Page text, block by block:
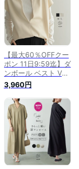
回し リサイクルポリ
エステル エコ ベー
シック きれいめ カ
ジュアル 秋 冬 M L
サイズ 洗濯可 for/c
フォーシー
【最大60％OFFクー
ポン 11日9:59迄】ダ
ンボール ベスト Vネ
ック レディース ト
ップス ノースリーブ
きれいめ 着回し カ
ジュアル リサイクル
ポリエステル サステ
ィナブル エコ 秋 冬
M Lサイズ 洗濯可
for/c フォーシー 楽
天room
3,960円